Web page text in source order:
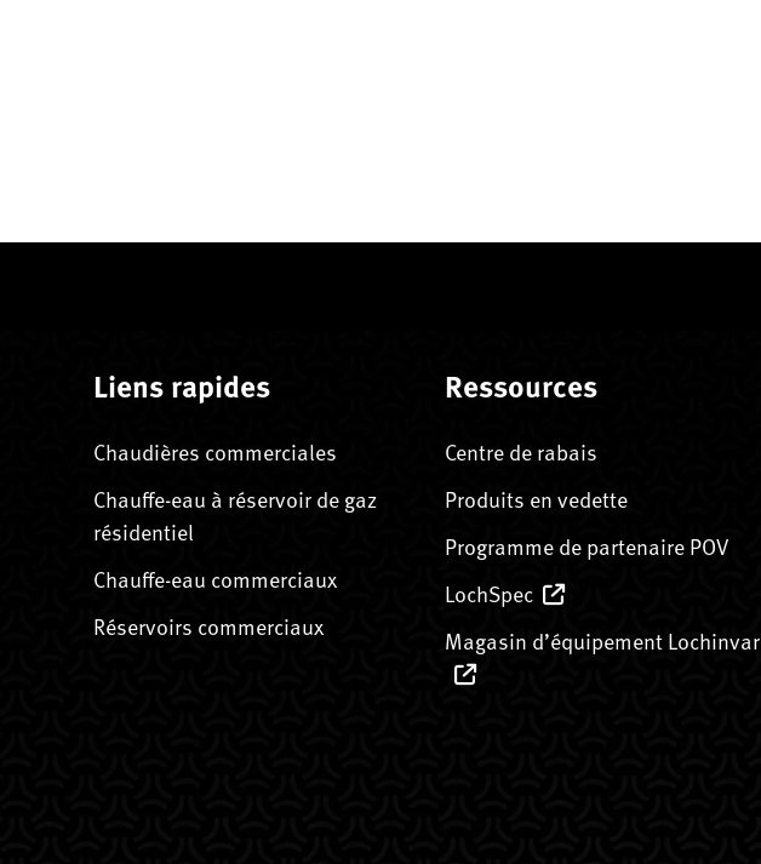
Liens rapides
Chaudières commerciales
Chauffe-eau à réservoir de gaz
résidentiel
Chauffe-eau commerciaux
Réservoirs commerciaux
Ressources
Centre de rabais
Produits en vedette
Programme de partenaire POV
LochSpec
Magasin d’équipement Lochinvar